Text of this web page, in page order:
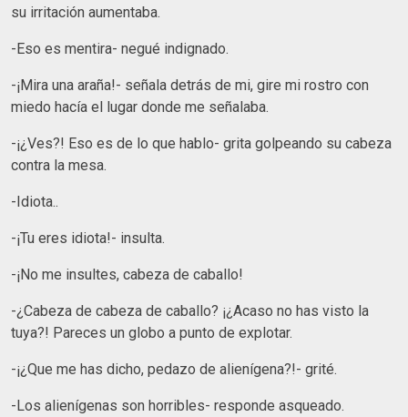
su irritación aumentaba.
-Eso es mentira- negué indignado.
-¡Mira una araña!- señala detrás de mi, gire mi rostro con
miedo hacía el lugar donde me señalaba.
-¡¿Ves?! Eso es de lo que hablo- grita golpeando su cabeza
contra la mesa.
-Idiota..
-¡Tu eres idiota!- insulta.
-¡No me insultes, cabeza de caballo!
-¿Cabeza de cabeza de caballo? ¡¿Acaso no has visto la
tuya?! Pareces un globo a punto de explotar.
-¡¿Que me has dicho, pedazo de alienígena?!- grité.
-Los alienígenas son horribles- responde asqueado.